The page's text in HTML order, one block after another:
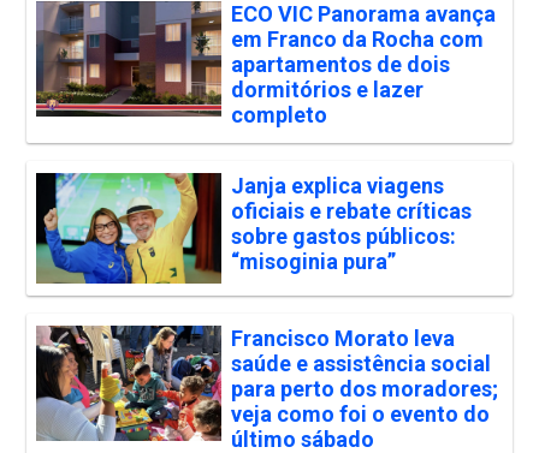
ECO VIC Panorama avança
em Franco da Rocha com
apartamentos de dois
dormitórios e lazer
completo
Janja explica viagens
oficiais e rebate críticas
sobre gastos públicos:
“misoginia pura”
Francisco Morato leva
saúde e assistência social
para perto dos moradores;
veja como foi o evento do
último sábado